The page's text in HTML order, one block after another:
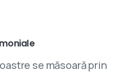
se măsoară prin